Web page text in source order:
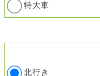
特大車
北行き